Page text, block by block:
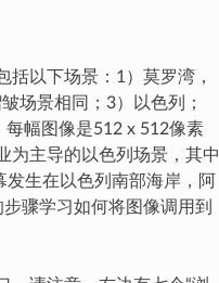
括以下场景：1）莫罗湾，
场景相同；3）以色列；
幅图像是512 x 512像素
为主导的以色列场景，其中
生在以色列南部海岸，阿
骤学习如何将图像调用到